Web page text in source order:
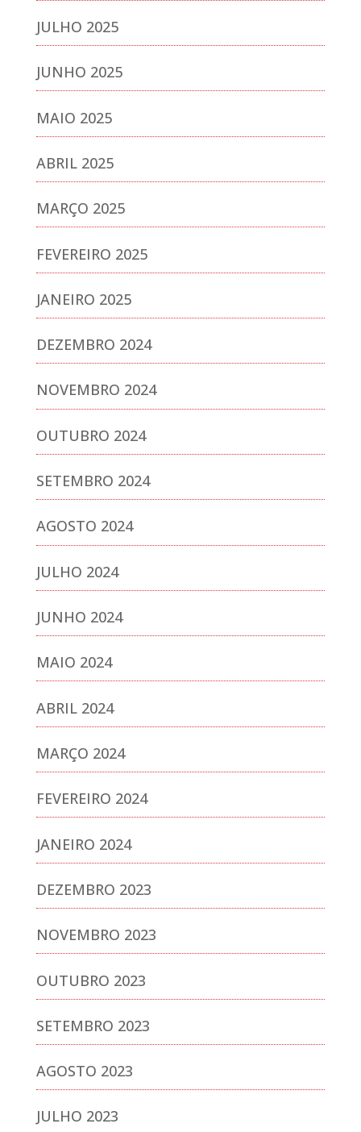
JULHO 2025
JUNHO 2025
MAIO 2025
ABRIL 2025
MARÇO 2025
FEVEREIRO 2025
JANEIRO 2025
DEZEMBRO 2024
NOVEMBRO 2024
OUTUBRO 2024
SETEMBRO 2024
AGOSTO 2024
JULHO 2024
JUNHO 2024
MAIO 2024
ABRIL 2024
MARÇO 2024
FEVEREIRO 2024
JANEIRO 2024
DEZEMBRO 2023
NOVEMBRO 2023
OUTUBRO 2023
SETEMBRO 2023
AGOSTO 2023
JULHO 2023